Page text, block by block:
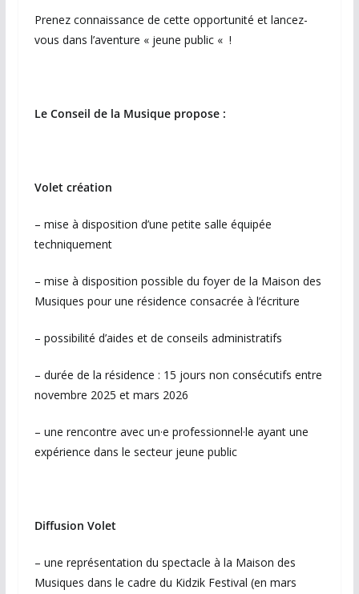
Prenez connaissance de cette opportunité et lancez-
vous dans l’aventure « jeune public « !
Le Conseil de la Musique propose :
Volet création
– mise à disposition d’une petite salle équipée
techniquement
– mise à disposition possible du foyer de la Maison des
Musiques pour une résidence consacrée à l’écriture
– possibilité d’aides et de conseils administratifs
– durée de la résidence : 15 jours non consécutifs entre
novembre 2025 et mars 2026
– une rencontre avec un·e professionnel·le ayant une
expérience dans le secteur jeune public
Diffusion Volet
– une représentation du spectacle à la Maison des
Musiques dans le cadre du Kidzik Festival (en mars